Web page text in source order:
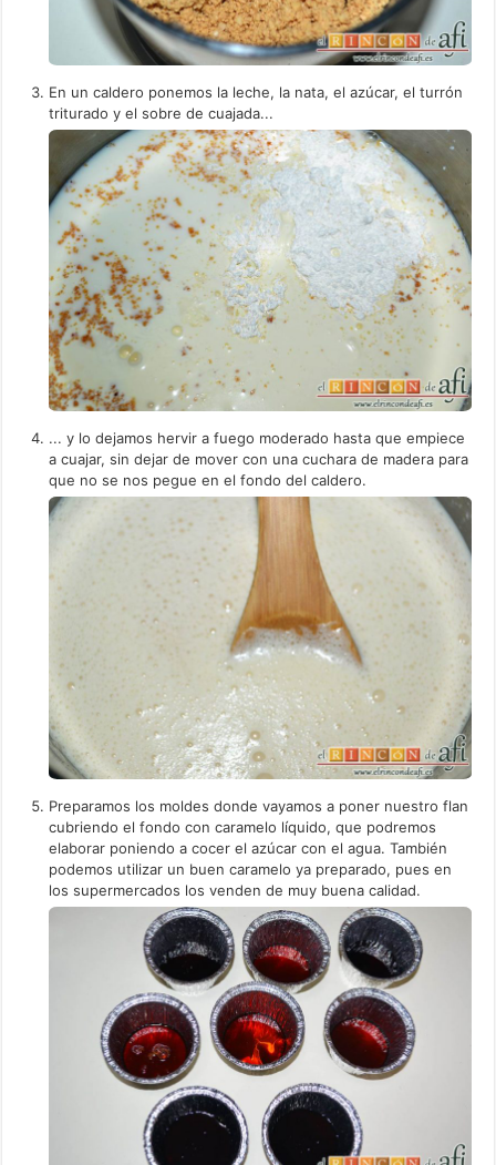
En un caldero ponemos la leche, la nata, el azúcar, el turrón
triturado y el sobre de cuajada...
... y lo dejamos hervir a fuego moderado hasta que empiece
a cuajar, sin dejar de mover con una cuchara de madera para
que no se nos pegue en el fondo del caldero.
Preparamos los moldes donde vayamos a poner nuestro flan
cubriendo el fondo con caramelo líquido, que podremos
elaborar poniendo a cocer el azúcar con el agua. También
podemos utilizar un buen caramelo ya preparado, pues en
los supermercados los venden de muy buena calidad.